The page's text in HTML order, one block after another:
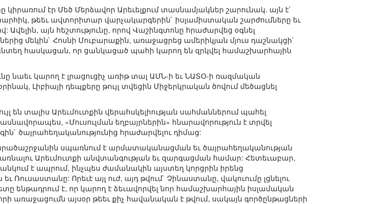
էր Մեծ Մերձավոր Արեւելքում տասնամյակներ շարունակ. այն է`
թեեւ ավտորիտար վարչակարգերին` իսլամիստական շարժումները եւ
այն հեշտությունը, որով Վաշինգտոնը հրաժարվեց օգնել
մեկին` Հոսնի Մուբարաքին, առաջացրեց ամերիկյան մյուս դաշնակցի`
հասկացան, որ ցանկացած պահի կարող են զրկվել համաշխարհային
նաեւ կարող է լրացուցիչ առիթ տալ ԱՄՆ-ի եւ ՆԱՏՕ-ի ռազմական
Լիբիայի դեպքերը թույլ տվեցին Միջերկրական ծովում մեծացնել
են տալիս Արեւմուտքին վերահսկելիության սահմաններում պահել
«Մուսուլման եղբայրներին» հնարավորություն է տրվել
ծայրահեղականությունից հրաժարվելու դիմաց:
սպառնում է արմատականացման եւ ծայրահեղականության
Արեւմուտքի անվտանգության եւ զարգացման համար: Հետեւաբար,
է ապրում, ինչպես ժամանակին այստեղ կորցրին իրենց
Որեւէ այլ ուժ, այդ թվում` Չինաստանը, վակուումը լցնելու
ենթադրում է, որ կարող է ձեւավորվել նոր համաշխարհային իսլամական
առաջացումն այսօր թեեւ քիչ հավանական է թվում, սակայն գործընթացների